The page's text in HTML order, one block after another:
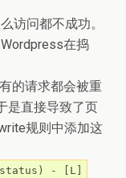
访问都不成功。
在捣
的请求都会被重
是直接导致了页
规则中添加这
- [L]